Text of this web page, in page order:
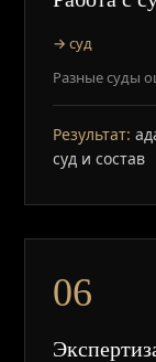
→ суд
Разные суды
Результат:
суд и состав
06